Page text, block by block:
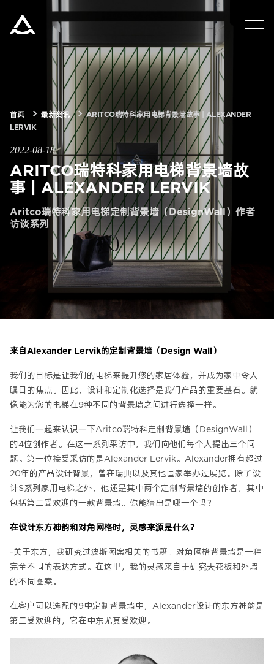
集团资讯
解决方案
关于瑞特科
合作伙伴
首页 最新资讯
ARITCO瑞特科家用电梯背景墙故事 | ALEXANDER
LERVIK
2022-08-18
ARITCO瑞特科家用电梯背景墙故
事 | ALEXANDER LERVIK
Aritco瑞特科家用电梯定制背景墙（DesignWall）作者
访谈系列
来自Alexander Lervik的定制背景墙（Design Wall）
我们的目标是让我们的电梯来提升您的家居体验，并成为家中令人
瞩目的焦点。因此，设计和定制化选择是我们产品的重要基石。就
像能为您的电梯在9种不同的背景墙之间进行选择一样。
让我们一起来认识一下Aritco瑞特科定制背景墙（DesignWall）
的4位创作者。在这一系列采访中，我们向他们每个人提出三个问
题。第一位接受采访的是Alexander Lervik。Alexander拥有超过
20年的产品设计背景，曾在瑞典以及其他国家举办过展览。除了设
计S系列家用电梯之外，他还是其中两个定制背景墙的创作者，其中
包括第二受欢迎的一款背景墙。你能猜出是哪一个吗？
在设计东方神韵和对角网格时，灵感来源是什么？
-关于东方，我研究过波斯图案相关的书籍。对角网格背景墙是一种
完全不同的表达方式。在这里，我的灵感来自于研究天花板和外墙
的不同图案。
在客户可以选配的9中定制背景墙中，Alexander设计的东方神韵是
第二受欢迎的，它在中东尤其受欢迎。